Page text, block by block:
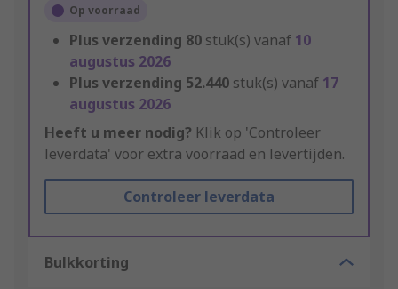
Op voorraad
Plus verzending 80 stuk(s) vanaf 10
augustus 2026
Plus verzending 52.440 stuk(s) vanaf 17
augustus 2026
Heeft u meer nodig? Klik op 'Controleer
leverdata' voor extra voorraad en levertijden.
Controleer leverdata
Bulkkorting